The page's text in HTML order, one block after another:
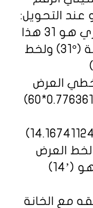
التحويل:
خط العرض الرقم الغير عشري هو 31 هذا
(
°
31) ولخط
العرض
والطول ب (60): (0.7763610438575*60)
(0.2361235205863*60)=(14.16741124)
العرض
يُصبح الرقم الغير عشري وهو (’14)
مع الخانة